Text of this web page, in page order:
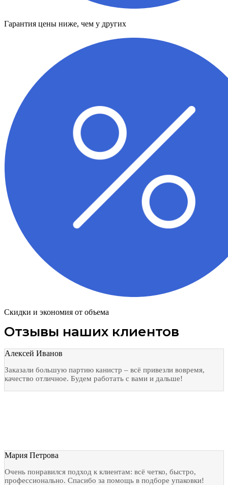
Гарантия цены ниже, чем у других
Скидки и экономия от объема
Отзывы наших клиентов
Алексей Иванов
Заказали большую партию канистр – всё привезли вовремя,
качество отличное. Будем работать с вами и дальше!
Мария Петрова
Очень понравился подход к клиентам: всё четко, быстро,
профессионально. Спасибо за помощь в подборе упаковки!